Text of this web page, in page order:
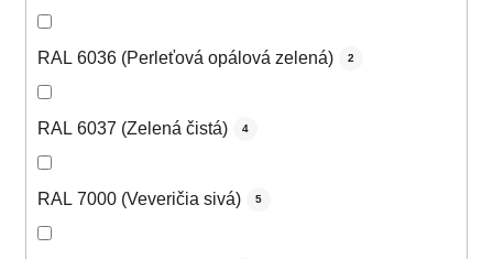
RAL 6036 (Perleťová opálová zelená) 2
RAL 6037 (Zelená čistá) 4
RAL 7000 (Veveričia sivá) 5